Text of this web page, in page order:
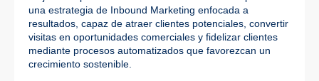
una estrategia de Inbound Marketing enfocada a
resultados, capaz de atraer clientes potenciales, convertir
visitas en oportunidades comerciales y fidelizar clientes
mediante procesos automatizados que favorezcan un
crecimiento sostenible.